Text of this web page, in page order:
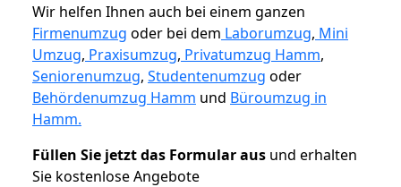
Wir helfen Ihnen auch bei einem ganzen
Firmenumzug oder bei dem Laborumzug, Mini
Umzug, Praxisumzug, Privatumzug Hamm,
Seniorenumzug, Studentenumzug oder
Behördenumzug Hamm und Büroumzug in
Hamm.
Füllen Sie jetzt das Formular aus und erhalten
Sie kostenlose Angebote